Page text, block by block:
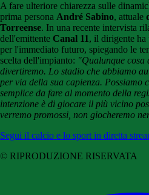
A fare ulteriore chiarezza sulle
prima persona André Sabino, attuale
Torreense. In una recente intervista
dell'emittente Canal 11, il dirigente ha
per l'immediato futuro, spiegando le
scelta dell'impianto: "Qualunque cosa
divertiremo. Lo stadio che abbiamo
per via della sua capienza. Possiamo
semplice da fare al momento della
intenzione è di giocare il più vicino
verremo promossi, non giocheremo
Segui il calcio e lo sport in diretta
© RIPRODUZIONE RISERVATA